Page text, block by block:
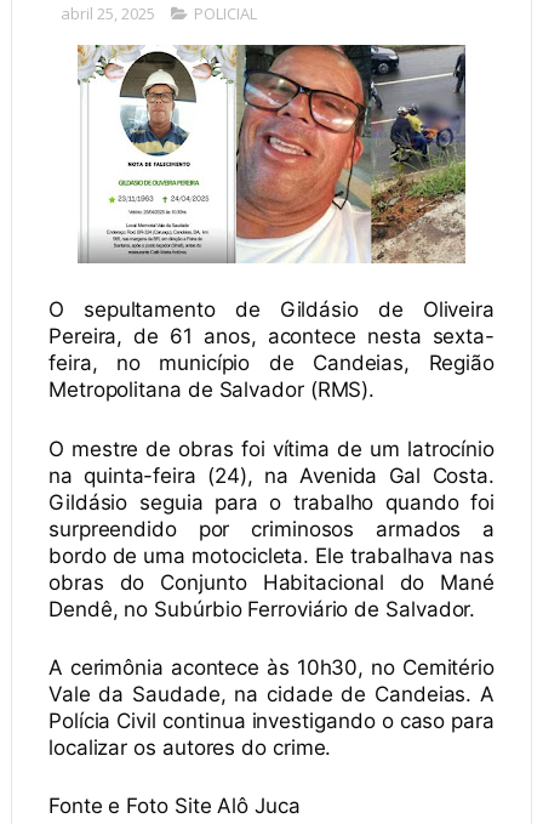
abril 25, 2025 POLICIAL
O sepultamento de Gildásio de Oliveira
Pereira, de 61 anos, acontece nesta sexta-
feira, no município de Candeias, Região
Metropolitana de Salvador (RMS).
O mestre de obras foi vítima de um latrocínio
na quinta-feira (24), na Avenida Gal Costa.
Gildásio seguia para o trabalho quando foi
surpreendido por criminosos armados a
bordo de uma motocicleta. Ele trabalhava nas
obras do Conjunto Habitacional do Mané
Dendê, no Subúrbio Ferroviário de Salvador.
A cerimônia acontece às 10h30, no Cemitério
Vale da Saudade, na cidade de Candeias. A
Polícia Civil continua investigando o caso para
localizar os autores do crime.
Fonte e Foto Site Alô Juca